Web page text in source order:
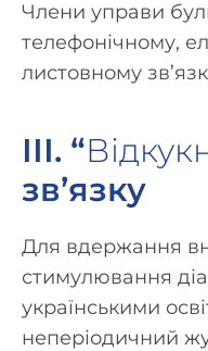
Члени управи
телефонічному,
листовному
ІІІ. “
зв’язку
Для вдержання
стимулювання
українськими
неперіодичний